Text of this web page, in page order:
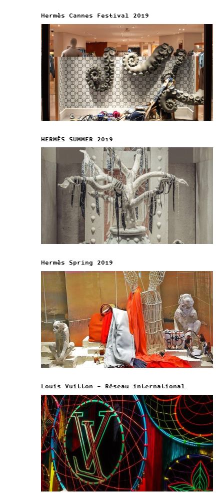
Hermès Cannes Festival 2019
HERMÈS SUMMER 2019
Hermès Spring 2019
Louis Vuitton – Réseau international